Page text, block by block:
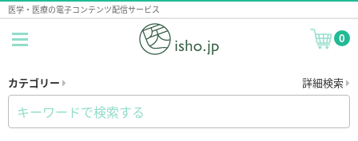
医学・医療の電子コンテンツ配信サービス
0
カテゴリー 詳細検索